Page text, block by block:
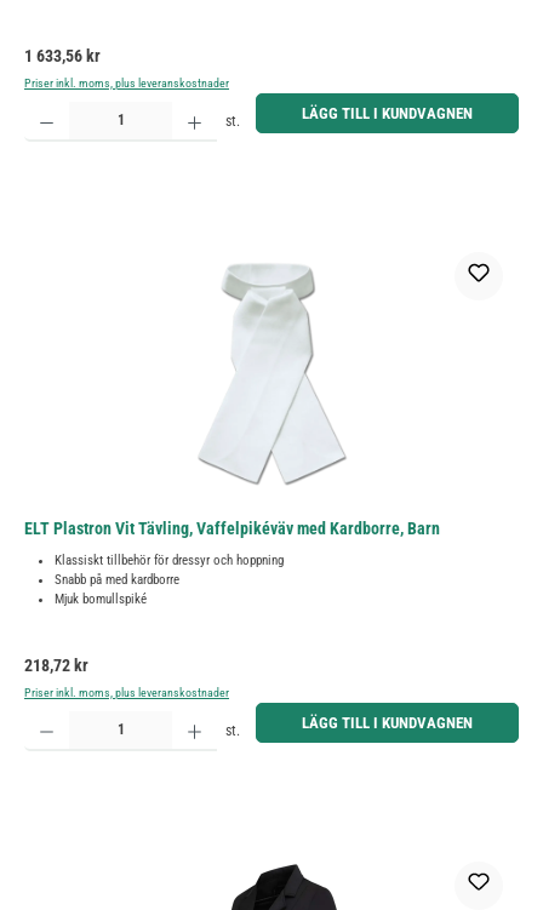
Ordinarie pris:
1 633,56 kr
Priser inkl. moms, plus leveranskostnader
Produktkvantitet: Ange önskat belopp eller använd knapparna för att öka eller minska kvantiteten.
st. LÄGG TILL I KUNDVAGNEN
ELT Plastron Vit Tävling, Vaffelpikéväv med Kardborre, Barn
Klassiskt tillbehör för dressyr och hoppning
Snabb på med kardborre
Mjuk bomullspiké
Ordinarie pris:
218,72 kr
Priser inkl. moms, plus leveranskostnader
Produktkvantitet: Ange önskat belopp eller använd knapparna för att öka eller minska kvantiteten.
st. LÄGG TILL I KUNDVAGNEN